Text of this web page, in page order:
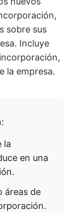
sobre sus
Incluye
la empresa.
la
en una
áreas de